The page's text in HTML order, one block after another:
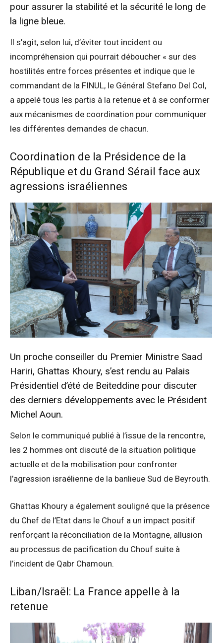
pour assurer la stabilité et la sécurité le long de
la ligne bleue.
Il s’agit, selon lui, d’éviter tout incident ou
incompréhension qui pourrait déboucher « sur des
hostilités entre forces présentes et indique que le
commandant de la FINUL, le Général Stefano Del Col,
a appelé tous les partis à la retenue et à se conformer
aux mécanismes de coordination pour communiquer
les différentes demandes de chacun.
Coordination de la Présidence de la
République et du Grand Sérail face aux
agressions israéliennes
Un proche conseiller du Premier Ministre Saad
Hariri, Ghattas Khoury, s’est rendu au Palais
Présidentiel d’été de Beiteddine pour discuter
des derniers développements avec le Président
Michel Aoun.
Selon le communiqué publié à l’issue de la rencontre,
les 2 hommes ont discuté de la situation politique
actuelle et de la mobilisation pour confronter
l’agression israélienne de la banlieue Sud de Beyrouth.
Ghattas Khoury a également souligné que la présence
du Chef de l’Etat dans le Chouf a un impact positif
renforçant la réconciliation de la Montagne, allusion
au processus de pacification du Chouf suite à
l’incident de Qabr Chamoun.
Liban/Israël: La France appelle à la
retenue